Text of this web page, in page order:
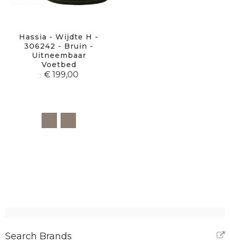
Hassia - Wijdte H -
306242 - Bruin -
Uitneembaar
Voetbed
€ 199,00
Search Brands